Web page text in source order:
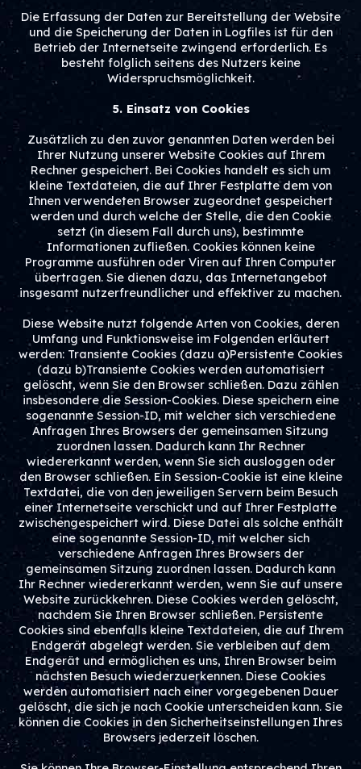
Die Erfassung der Daten zur Bereitstellung der Website
und die Speicherung der Daten in Logfiles ist für den
Betrieb der Internetseite zwingend erforderlich. Es
besteht folglich seitens des Nutzers keine
Widerspruchsmöglichkeit.
5. Einsatz von Cookies
Zusätzlich zu den zuvor genannten Daten werden bei
Ihrer Nutzung unserer Website Cookies auf Ihrem
Rechner gespeichert. Bei Cookies handelt es sich um
kleine Textdateien, die auf Ihrer Festplatte dem von
Ihnen verwendeten Browser zugeordnet gespeichert
werden und durch welche der Stelle, die den Cookie
setzt (in diesem Fall durch uns), bestimmte
Informationen zufließen. Cookies können keine
Programme ausführen oder Viren auf Ihren Computer
übertragen. Sie dienen dazu, das Internetangebot
insgesamt nutzerfreundlicher und effektiver zu machen.
Diese Website nutzt folgende Arten von Cookies, deren
Umfang und Funktionsweise im Folgenden erläutert
werden: Transiente Cookies (dazu a)Persistente Cookies
(dazu b)Transiente Cookies werden automatisiert
gelöscht, wenn Sie den Browser schließen. Dazu zählen
insbesondere die Session-Cookies. Diese speichern eine
sogenannte Session-ID, mit welcher sich verschiedene
Anfragen Ihres Browsers der gemeinsamen Sitzung
zuordnen lassen. Dadurch kann Ihr Rechner
wiedererkannt werden, wenn Sie sich ausloggen oder
den Browser schließen. Ein Session-Cookie ist eine kleine
Textdatei, die von den jeweiligen Servern beim Besuch
einer Internetseite verschickt und auf Ihrer Festplatte
zwischengespeichert wird. Diese Datei als solche enthält
eine sogenannte Session-ID, mit welcher sich
verschiedene Anfragen Ihres Browsers der
gemeinsamen Sitzung zuordnen lassen. Dadurch kann
Ihr Rechner wiedererkannt werden, wenn Sie auf unsere
Website zurückkehren. Diese Cookies werden gelöscht,
nachdem Sie Ihren Browser schließen. Persistente
Cookies sind ebenfalls kleine Textdateien, die auf Ihrem
Endgerät abgelegt werden. Sie verbleiben auf dem
Endgerät und ermöglichen es uns, Ihren Browser beim
nächsten Besuch wiederzuerkennen. Diese Cookies
werden automatisiert nach einer vorgegebenen Dauer
gelöscht, die sich je nach Cookie unterscheiden kann. Sie
können die Cookies in den Sicherheitseinstellungen Ihres
Browsers jederzeit löschen.